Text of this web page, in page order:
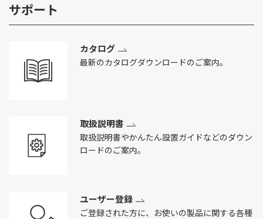
サポート
カタログ
最新のカタログダウンロードのご案内。
取扱説明書
取扱説明書やかんたん設置ガイドなどのダウン
ロードのご案内。
ユーザー登録
ご登録された方に、お使いの製品に関する各種